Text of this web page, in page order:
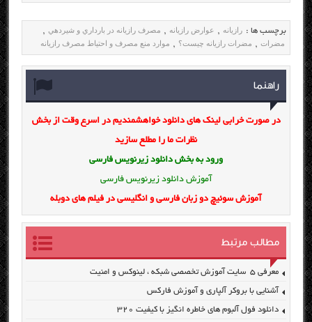
برچسب ها : رازیانه , عوارض رازیانه , مصرف رازيانه در بارداري و شيردهي ,
مضرات , مضرات رازیانه چیست؟ , موارد منع مصرف و احتیاط مصرف رازيانه
راهنما
در صورت خرابی لینک های دانلود خواهشمندیم در اسرع وقت از بخش
نظرات ما را مطلع سازید
ورود به بخش دانلود زیرنویس فارسی
آموزش دانلود زیرنویس فارسی
آموزش سوئیچ دو زبان فارسی و انگلیسی در فیلم های دوبله
مطالب مرتبط
معرفی ۵ سایت آموزش تخصصی شبکه ، لینوکس و امنیت
آشنایی با بروکر آلپاری و آموزش فارکس
دانلود فول آلبوم های خاطره انگیز با کیفیت ۳۲۰